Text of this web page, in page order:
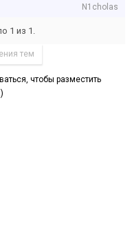
N1cholas
1 из 1.
тем
чтобы разместить